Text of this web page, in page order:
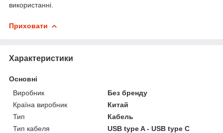
використанні.
Приховати
Характеристики
Основні
Виробник
Без бренду
Країна виробник
Китай
Тип
Кабель
Тип кабеля
USB type A - USB type C